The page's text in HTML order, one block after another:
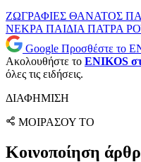
ΖΩΓΡΑΦΙΕΣ ΘΑΝΑΤΟΣ
ΝΕΚΡΑ ΠΑΙΔΙΑ ΠΑΤΡΑ
Google Προσθέστε το
Ακολουθήστε το ENIKOS
όλες τις ειδήσεις.
ΔΙΑΦΗΜΙΣΗ
ΜΟΙΡΑΣΟΥ ΤΟ
Κοινοποίηση